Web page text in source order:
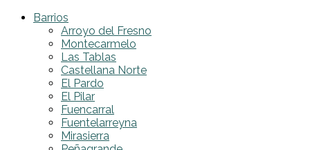
Barrios
Arroyo del Fresno
Montecarmelo
Las Tablas
Castellana Norte
El Pardo
El Pilar
Fuencarral
Fuentelarreyna
Mirasierra